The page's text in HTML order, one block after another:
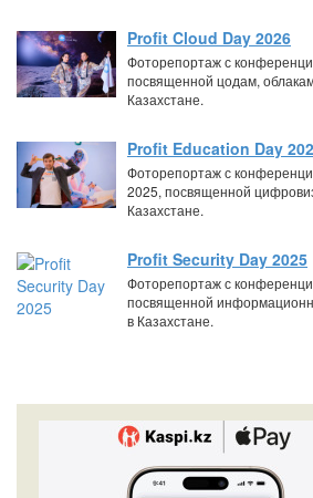
Profit Cloud Day 2026
Фоторепортаж с
посвященной цодам,
Казахстане.
Profit Education Day
Фоторепортаж с
2025, посвященной
Казахстане.
Profit Security Day 2025
Фоторепортаж с
посвященной
в Казахстане.